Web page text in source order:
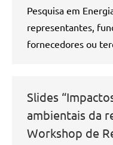
Pesquisa em
representantes,
fornecedores ou
Slides
ambientais da
Workshop de